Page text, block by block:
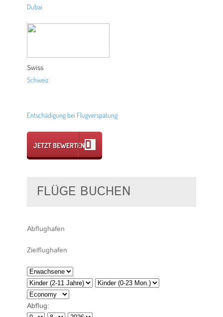
Dubai
Swiss
Schweiz
Entschädigung bei Flugverspätung
JETZT BEWERTEN
FLÜGE BUCHEN
Abflug: